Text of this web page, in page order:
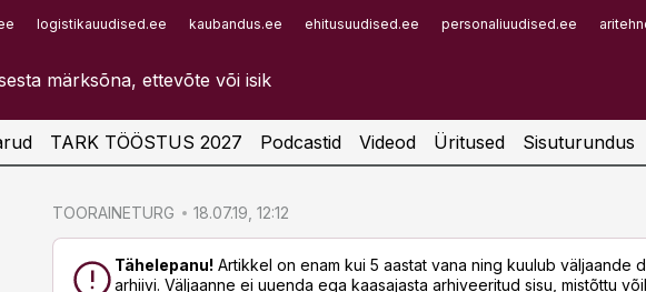
logistikauudised.ee kaubandus.ee ehitusuudised.ee personaliuudised.ee
Infopank
TARK TÖÖSTUS 2027 Podcastid Videod Üritused Sisuturundus
TOORAINETURG 18.07.19, 12:12
Tähelepanu! Artikkel on enam kui 5 aastat vana ning kuulub väljaande
arhiivi. Väljaanne ei uuenda ega kaasajasta arhiveeritud sisu, mistõttu